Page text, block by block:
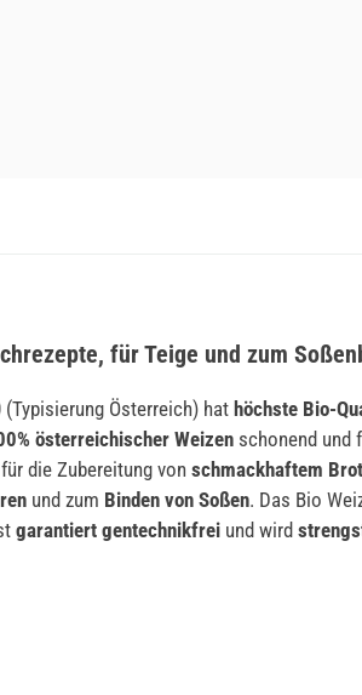
für Teige und zum
Österreich) hat höchste Bio-
österreichischer Weizen schonend und
die Zubereitung von schmackhaftem Brot
und zum Binden von Soßen. Das Bio
garantiert gentechnikfrei und wird